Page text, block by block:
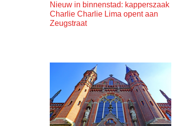
Nieuw in binnenstad: kapperszaak
Charlie Charlie Lima opent aan
Zeugstraat